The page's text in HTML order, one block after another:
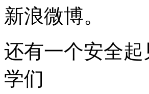
新浪微博。
还有一个安全
学们